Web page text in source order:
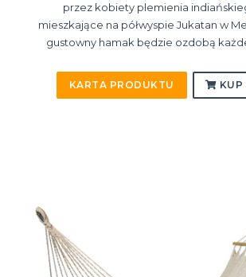
przez kobiety plemienia
mieszkające na półwyspie Jukatan w
gustowny hamak będzie ozdobą
KARTA PRODUKTU KUP